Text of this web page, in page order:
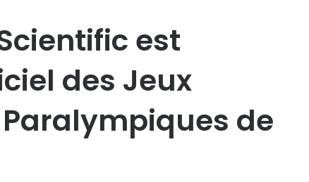
est
des Jeux
de